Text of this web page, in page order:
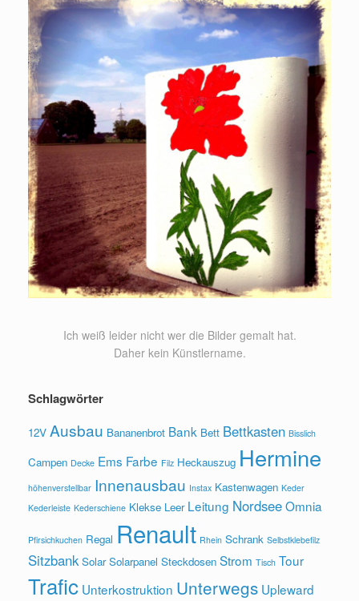
Ich weiß leider nicht wer die Bilder gemalt hat.
Daher kein Künstlername.
Schlagwörter
12V Ausbau Bananenbrot Bank Bett Bettkasten Bisslich
Campen Decke Ems Farbe Filz Heckauszug Hermine
höhenverstellbar Innenausbau Instax Kastenwagen Keder
Kederleiste Kederschiene Klekse Leer Leitung NordseeOmnia
Pfirsichkuchen Regal Renault Rhein Schrank Selbstklebefilz
Sitzbank Solar Solarpanel Steckdosen Strom Tisch Tour
Trafic Unterkostruktion Unterwegs Upleward